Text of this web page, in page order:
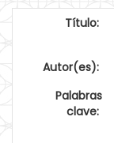
Título:
Autor(es):
Palabras
clave: